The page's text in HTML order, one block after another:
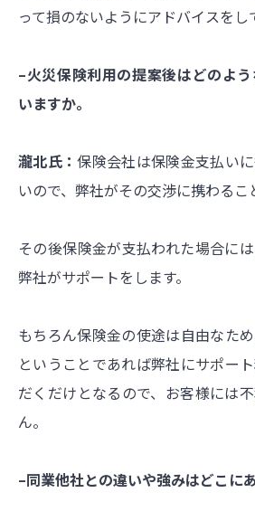
って損のないようにアドバイスをし
–火災保険利用の提案後はどのよ
いますか。
瀧北氏：保険会社は保険金支払い
いので、弊社がその交渉に携わるこ
その後保険金が支払われた場合に
弊社がサポートをします。
もちろん保険金の使途は自由なた
ということであれば弊社にサポー
だくだけとなるので、お客様には
ん。
–同業他社との違いや強みはどこに